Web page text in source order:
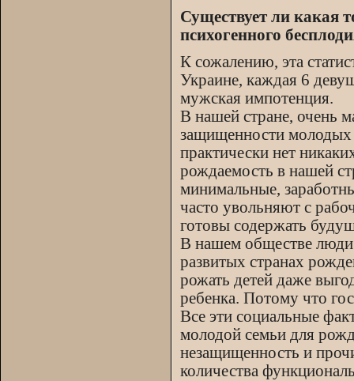
Существует ли какая
психогенного
К сожалению, эта
Украине, каждая 6
мужская импотенция.
В нашей стране, очень
защищенности молодых
практически нет
рождаемость в нашей
минимальные,
часто увольняют с
готовы содержать
В нашем обществе люди
развитых странах
рожать детей даже
ребенка. Потому что
Все эти социальные
молодой семьи для
незащищенность и
количества